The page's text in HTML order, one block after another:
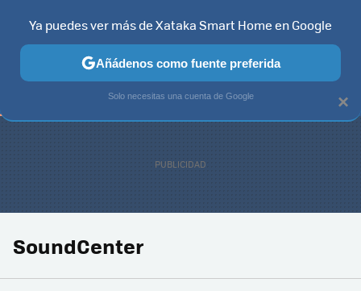
TELEVISORES CONTENIDOS SMART TV SELECCIÓN
SoundCenter
×
Ya puedes ver más de Xataka Smart Home en Google
Añádenos como fuente preferida
Solo necesitas una cuenta de Google